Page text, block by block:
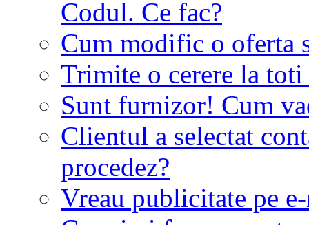
Codul. Ce fac?
Cum modific o oferta
Trimite o cerere la
Sunt furnizor! Cum
Clientul a selectat
procedez?
Vreau publicitate pe